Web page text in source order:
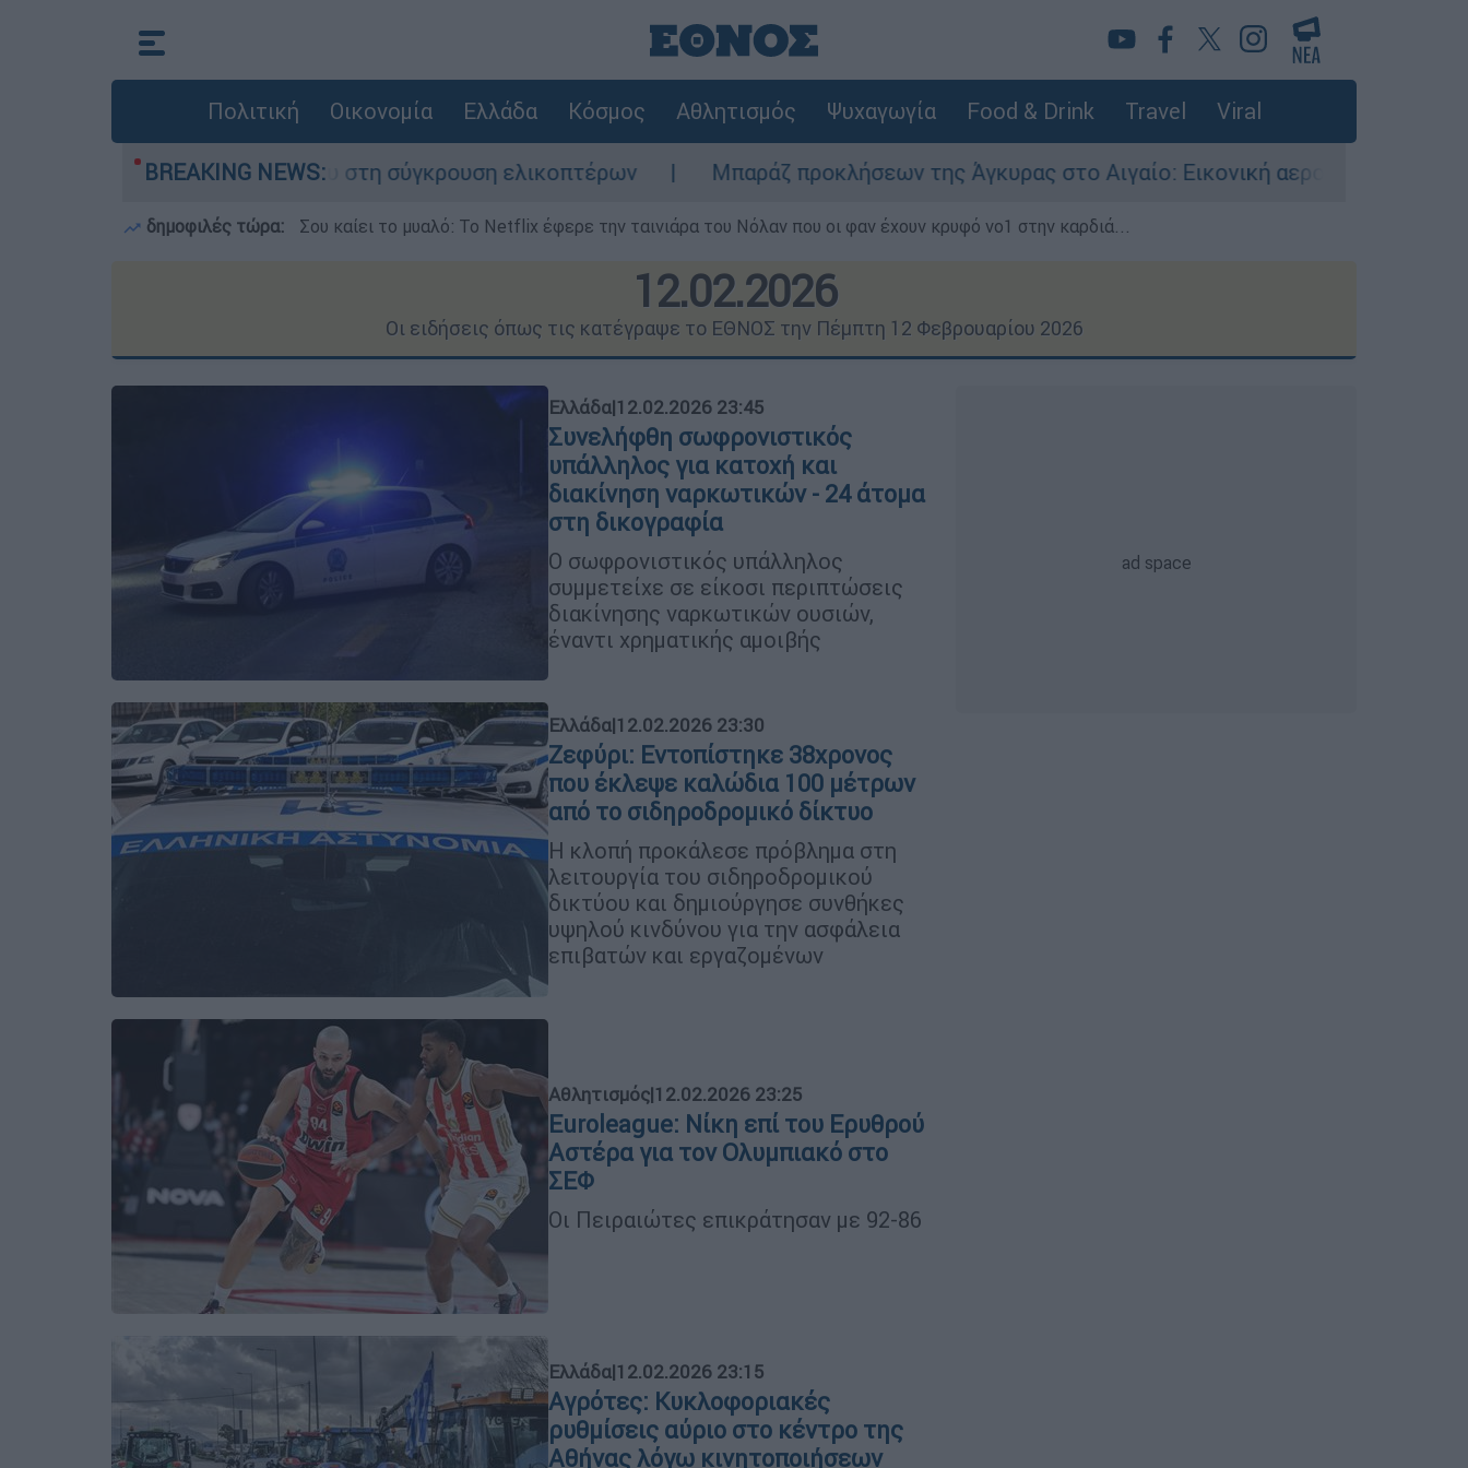
Πολιτική Οικονομία Ελλάδα Κόσμος Αθλητισμός Ψυχαγωγία Food & Drink Travel Viral
BREAKING NEWS:
τη ζωή του στη σύγκρουση ελικοπτέρων Μπαράζ προκλήσεων της Άγκυρας στο Αιγαίο: Εικονική αερομαχία ανάμεσα σε ελληνικά και
δημοφιλές τώρα: Σου καίει το μυαλό: Το Netflix έφερε την ταινιάρα του Νόλαν που οι φαν έχουν κρυφό νο1 στην καρδιά...
12.02.2026
Οι ειδήσεις όπως τις κατέγραψε το ΕΘΝΟΣ την Πέμπτη 12 Φεβρουαρίου 2026
Ελλάδα|12.02.2026 23:45
Συνελήφθη σωφρονιστικός
υπάλληλος για κατοχή και
διακίνηση ναρκωτικών - 24 άτομα
στη δικογραφία
Ο σωφρονιστικός υπάλληλος
συμμετείχε σε είκοσι περιπτώσεις
διακίνησης ναρκωτικών ουσιών,
έναντι χρηματικής αμοιβής
Ελλάδα|12.02.2026 23:30
Ζεφύρι: Εντοπίστηκε 38χρονος
που έκλεψε καλώδια 100 μέτρων
από το σιδηροδρομικό δίκτυο
Η κλοπή προκάλεσε πρόβλημα στη
λειτουργία του σιδηροδρομικού
δικτύου και δημιούργησε συνθήκες
υψηλού κινδύνου για την ασφάλεια
επιβατών και εργαζομένων
Αθλητισμός|12.02.2026 23:25
Euroleague: Νίκη επί του Ερυθρού
Αστέρα για τον Ολυμπιακό στο
ΣΕΦ
Οι Πειραιώτες επικράτησαν με 92-86
Ελλάδα|12.02.2026 23:15
Αγρότες: Κυκλοφοριακές
ρυθμίσεις αύριο στο κέντρο της
Αθήνας λόγω κινητοποιήσεων